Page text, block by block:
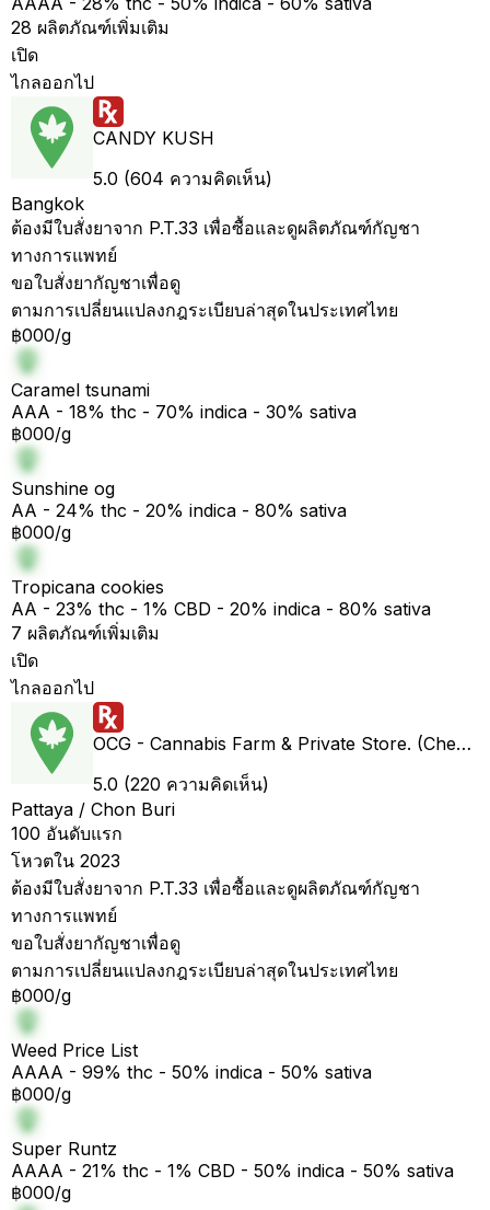
28 ผลิตภัณฑ์เพิ่มเติม
เปิด
ไกลออกไป
CANDY KUSH
5.0 (604 ความคิดเห็น)
Bangkok
ต้องมีใบสั่งยาจาก P.T.33 เพื่อซื้อและดูผลิตภัณฑ์กัญชา
ทางการแพทย์
ขอใบสั่งยากัญชาเพื่อดู
ตามการเปลี่ยนแปลงกฎระเบียบล่าสุดในประเทศไทย
฿000/g
Caramel tsunami
AAA - 18% thc - 70% indica - 30% sativa
฿000/g
Sunshine og
AA - 24% thc - 20% indica - 80% sativa
฿000/g
Tropicana cookies
AA - 23% thc - 1% CBD - 20% indica - 80% sativa
7 ผลิตภัณฑ์เพิ่มเติม
เปิด
ไกลออกไป
OCG - Cannabis Farm & Private Store. (Cheap weed & Kratom bar)
5.0 (220 ความคิดเห็น)
Pattaya / Chon Buri
100 อันดับแรก
โหวตใน 2023
ต้องมีใบสั่งยาจาก P.T.33 เพื่อซื้อและดูผลิตภัณฑ์กัญชา
ทางการแพทย์
ขอใบสั่งยากัญชาเพื่อดู
ตามการเปลี่ยนแปลงกฎระเบียบล่าสุดในประเทศไทย
฿000/g
Weed Price List
AAAA - 99% thc - 50% indica - 50% sativa
฿000/g
Super Runtz
AAAA - 21% thc - 1% CBD - 50% indica - 50% sativa
฿000/g